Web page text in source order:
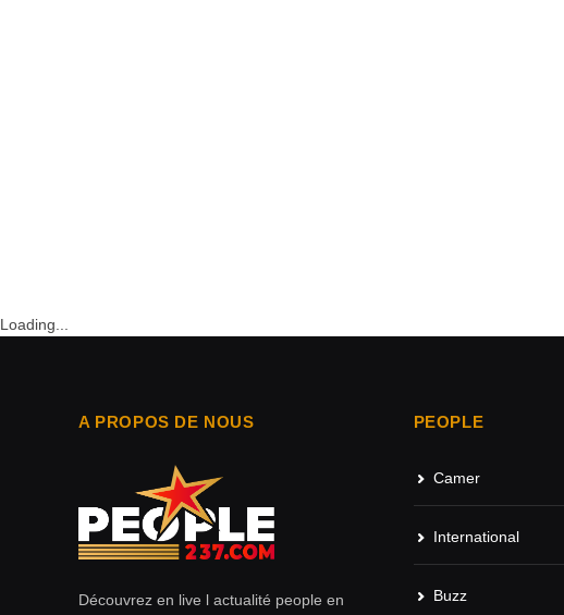
Loading...
A PROPOS DE NOUS
Découvrez en live l actualité people en
PEOPLE
Camer
International
Buzz